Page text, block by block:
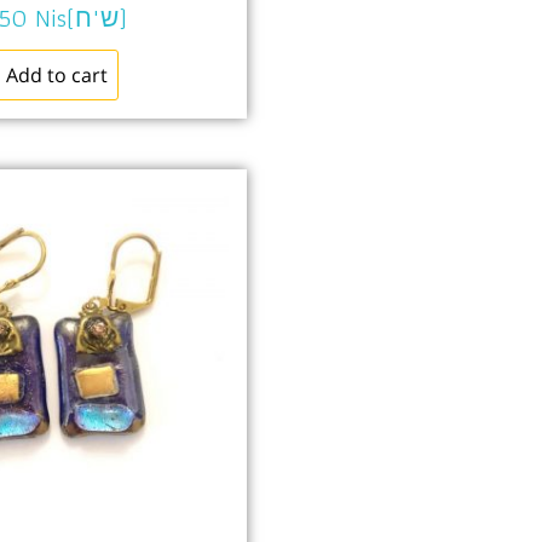
Nis(ש"ח)
Add to cart